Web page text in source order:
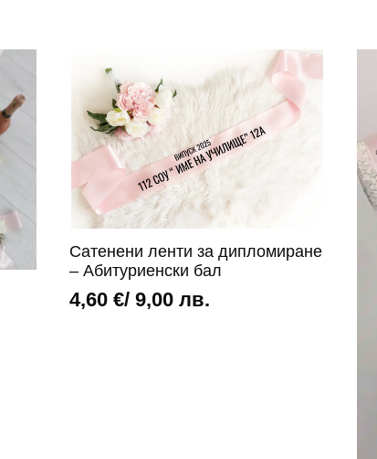
Сатенени ленти за дипломиране
– Абитуриенски бал
4,60 €/ 9,00 лв.